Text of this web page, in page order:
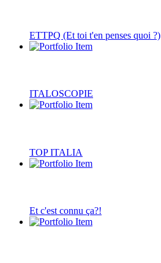
ETTPQ (Et toi t'en penses quoi ?)
ITALOSCOPIE
TOP ITALIA
Et c'est connu ça?!